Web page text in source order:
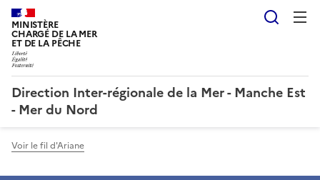
MINISTÈRE
CHARGÉ DE LA MER
ET DE LA PÊCHE
Direction Inter-régionale de la Mer - Manche Est
- Mer du Nord
Voir le fil d'Ariane